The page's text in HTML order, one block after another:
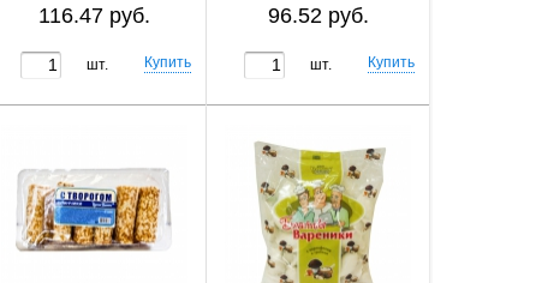
116.47 руб.
шт.
96.52 руб.
шт.